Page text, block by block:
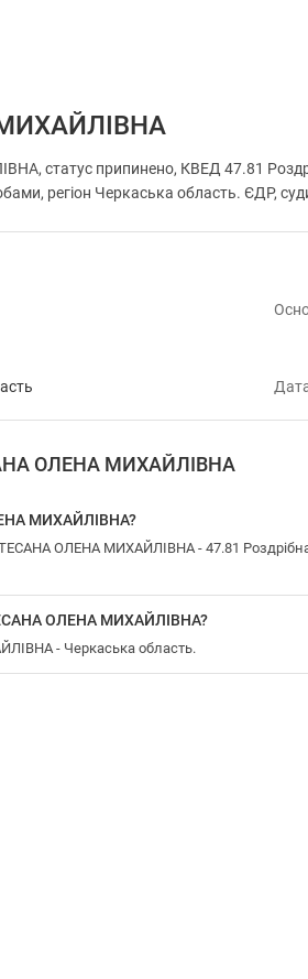
статус припинено, КВЕД 47.81
регіон Черкаська область. ЄДР, суди,
ОЛЕНА МИХАЙЛІВНА
МИХАЙЛІВНА?
ОЛЕНА МИХАЙЛІВНА - 47.81 Роздрібна
ОЛЕНА МИХАЙЛІВНА?
- Черкаська область.